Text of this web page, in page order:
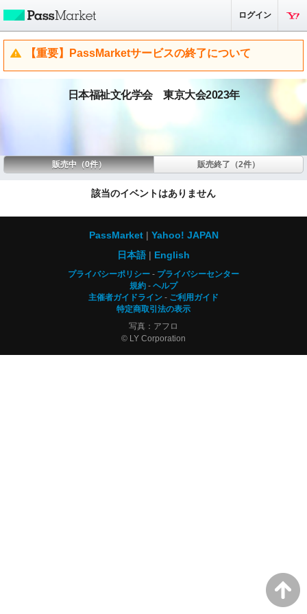
ログイン
【重要】PassMarketサービスの終了について
日本福祉文化学会 東京大会2023年
販売中（0件） 販売終了（2件）
該当のイベントはありません
PassMarket
Yahoo! JAPAN
日本語
English
プライバシーポリシー
プライバシーセンター
規約
ヘルプ
主催者ガイドライン
ご利用ガイド
特定商取引法の表示
写真：アフロ
© LY Corporation